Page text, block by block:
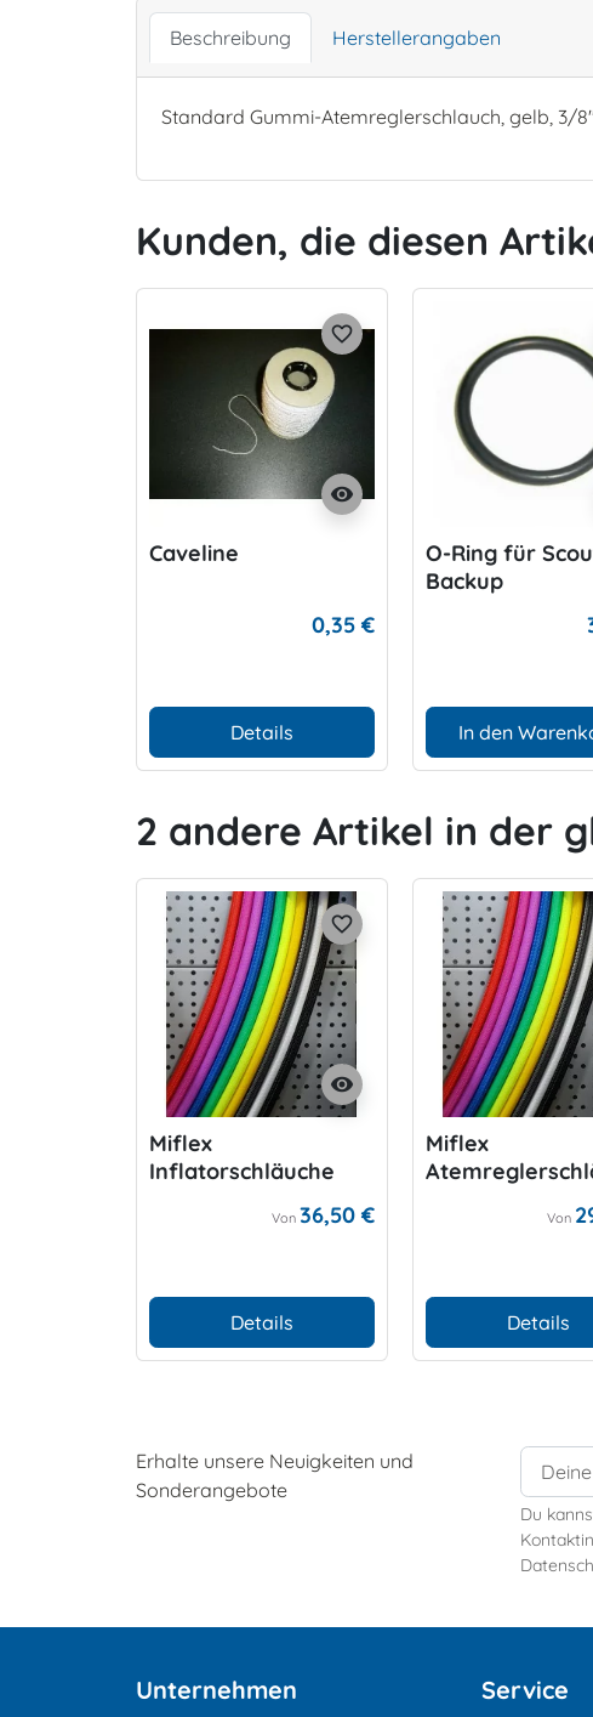
Beschreibung Herstellerangaben
Standard Gummi-Atemreglerschlauch, gelb, 3/
Kunden, die diesen
visibility
favorite_border
Caveline
0,35 €
Details
O-Ring für
Backup
In den
2 andere Artikel in der
visibility
favorite_border
Miflex
Inflatorschläuche
Von 36,50 €
Details
Miflex
Von
Details
Erhalte unsere Neuigkeiten und
Sonderangebote
Du
Unternehmen Service